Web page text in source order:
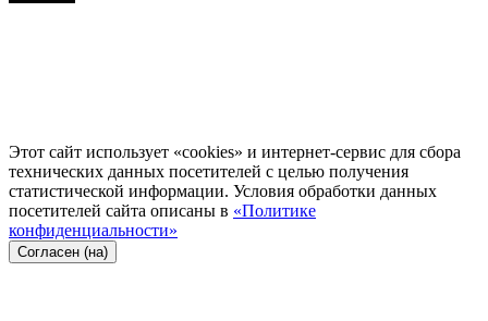
Этот сайт использует «cookies» и интернет-сервис для сбора
технических данных посетителей с целью получения
статистической информации. Условия обработки данных
посетителей сайта описаны в «Политике
конфиденциальности»
Согласен (на)